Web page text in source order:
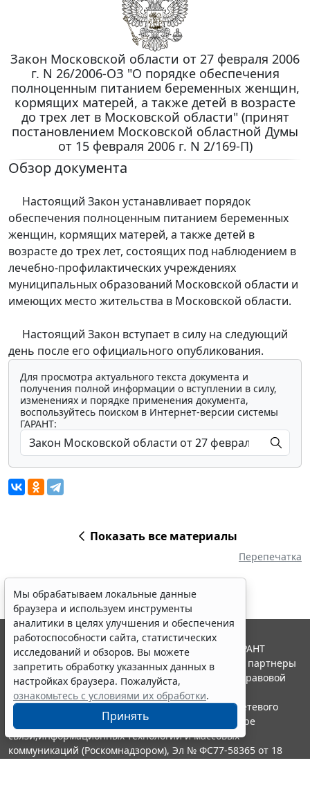
Закон Московской области от 27 февраля 2006
г. N 26/2006-ОЗ "О порядке обеспечения
полноценным питанием беременных женщин,
кормящих матерей, а также детей в возрасте
до трех лет в Московской области" (принят
постановлением Московской областной Думы
от 15 февраля 2006 г. N 2/169-П)
Обзор документа
Настоящий Закон устанавливает порядок
обеспечения полноценным питанием беременных
женщин, кормящих матерей, а также детей в
возрасте до трех лет, состоящих под наблюдением в
лечебно-профилактических учреждениях
муниципальных образований Московской области и
имеющих место жительства в Московской области.
Настоящий Закон вступает в силу на следующий
день после его официального опубликования.
Для просмотра актуального текста документа и
получения полной информации о вступлении в силу,
изменениях и порядке применения документа,
воспользуйтесь поиском в Интернет-версии системы
ГАРАНТ:
Показать все материалы
Перепечатка
Мы обрабатываем локальные данные
браузера и используем инструменты
аналитики в целях улучшения и обеспечения
работоспособности сайта, статистических
исследований и обзоров. Вы можете
запретить обработку указанных данных в
настройках браузера. Пожалуйста,
ознакомьтесь с условиями их обработки.
Принять
© ООО "НПП "ГАРАНТ-СЕРВИС", 2026. Система ГАРАНТ
выпускается с 1990 года. Компания "Гарант" и ее партнеры
являются участниками Российской ассоциации правовой
информации ГАРАНТ.
Портал ГАРАНТ.РУ зарегистрирован в качестве сетевого
издания Федеральной службой по надзору в сфере
связи,информационных технологий и массовых
коммуникаций (Роскомнадзором), Эл № ФС77-58365 от 18